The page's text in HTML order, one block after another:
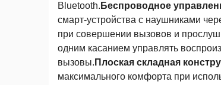
Bluetooth. Беспроводное
смарт-устройства с наушниками
при совершении вызовов и
одним касанием управлять
вызовы. Плоская складная
максимального комфорта при